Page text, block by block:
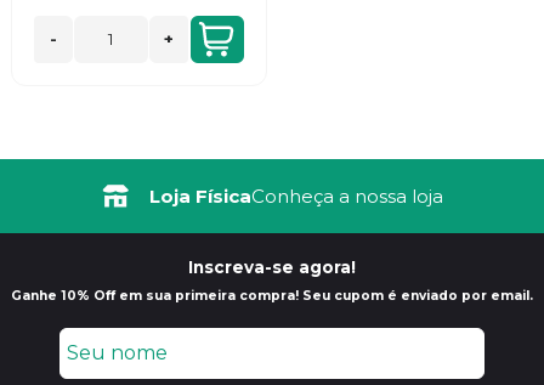
- +
Loja FísicaConheça a nossa loja
Inscreva-se agora!
Ganhe 10% Off em sua primeira compra! Seu cupom é enviado por email.